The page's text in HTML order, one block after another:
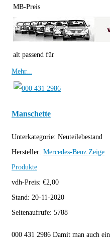
MB-Preis
alt passend für
Mehr...
Manschette
Unterkategorie: Neuteilebestand
Hersteller: Mercedes-Benz Zeige
Produkte
vdh-Preis: €2,00
Stand: 20-11-2020
Seitenaufrufe: 5788
000 431 2986 Damit man auch